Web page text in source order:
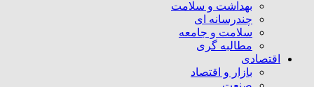
بهداشت و سلامت
چندرسانه ای
سلامت و جامعه
مطالبه گری
اقتصادی
بازار و اقتصاد